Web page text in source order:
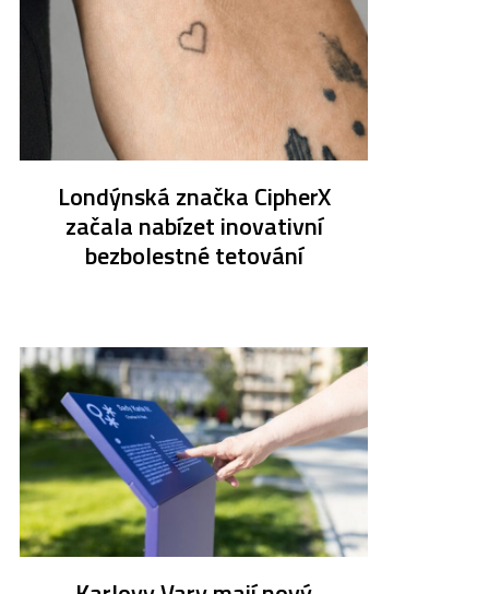
Londýnská značka CipherX
začala nabízet inovativní
bezbolestné tetování